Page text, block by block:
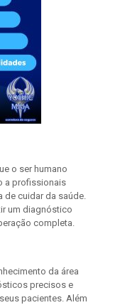
o ser humano
a profissionais
de cuidar da saúde.
um diagnóstico
completa.
da área
precisos e
pacientes. Além